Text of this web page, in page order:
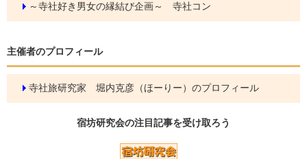
～寺社好き男女の縁結び企画～ 寺社コン
主催者のプロフィール
寺社旅研究家 堀内克彦（ほーりー）のプロフィール
宿坊研究会の注目記事を受け取ろう